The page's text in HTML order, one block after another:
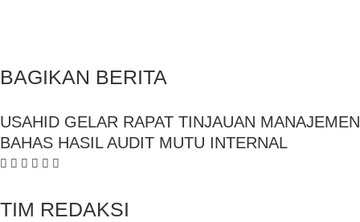
BAGIKAN BERITA
USAHID GELAR RAPAT TINJAUAN MANAJEMEN
BAHAS HASIL AUDIT MUTU INTERNAL
TIM REDAKSI